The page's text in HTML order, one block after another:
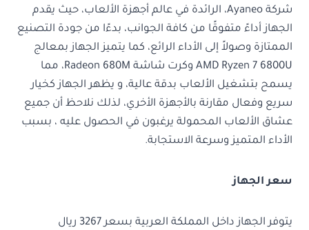
شركة Ayaneo، الرائدة في عالم أجهزة الألعاب، حيث يقدم
الجهاز أداءً متفوقًا من كافة الجوانب، بدءًا من جودة التصنيع
الممتازة وصولاً إلى الأداء الرائع، كما يتميز الجهاز بمعالج
AMD Ryzen 7 6800U وكرت شاشة Radeon 680M، مما
يسمح بتشغيل الألعاب بدقة عالية، و يظهر الجهاز كخيار
سريع وفعال مقارنة بالأجهزة الأخري، لذلك نلاحظ أن جميع
عشاق الألعاب المحمولة يرغبون في الحصول عليه ، بسبب
الأداء المتميز وسرعة الاستجابة.
سعر الجهاز
يتوفر الجهاز داخل المملكة العربية بسعر 3267 ريال